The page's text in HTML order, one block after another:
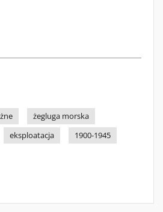
żegluga morska
eksploatacja 1900-1945